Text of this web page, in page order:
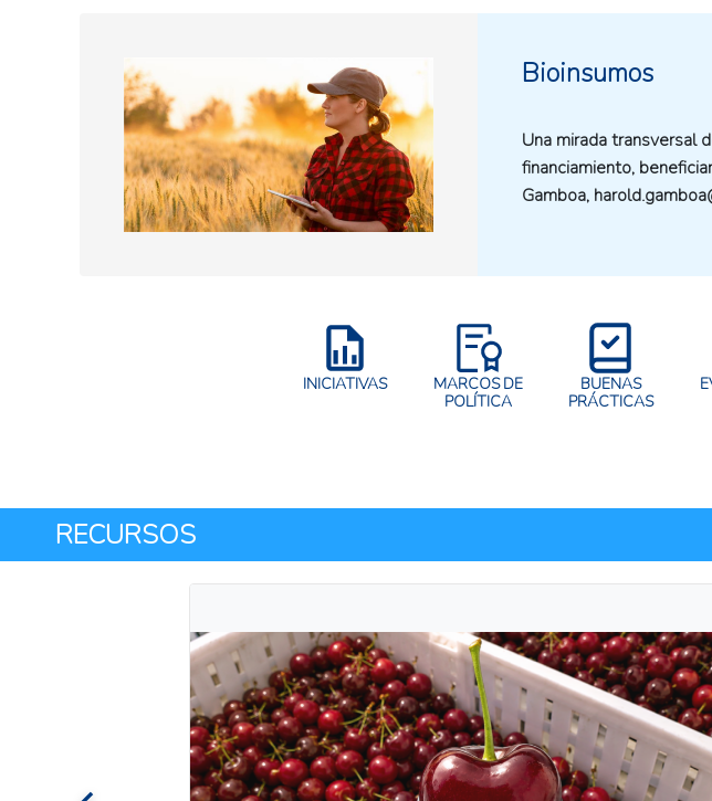
Bioinsumos
Una mirada transversal
financiamiento,
Gamboa,
INICIATIVAS
MARCOS DE
POLÍTICA
BUENAS
PRÁCTICAS
RECURSOS